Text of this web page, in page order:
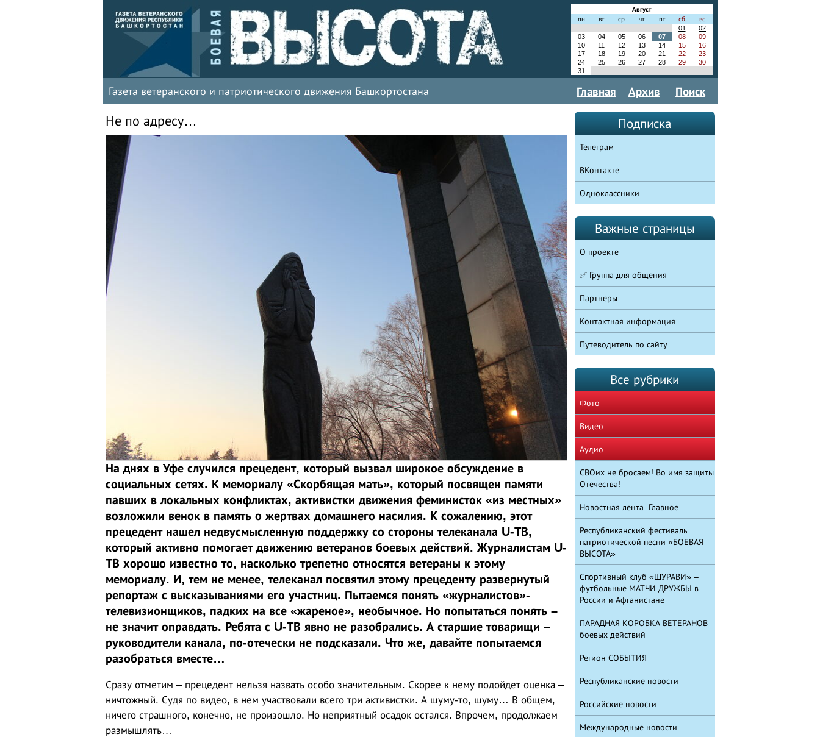
Август
пн
вт ср чт пт сб
вс
01
02
03
04 05 06 07 08
09
10
11 12 13 14 15
16
17
18 19 20 21 22
23
24
25 26 27 28 29
30
31
Газета ветеранского и патриотического движения Башкортостана Главная Архив Поиск
Не по адресу…
На днях в Уфе случился прецедент, который вызвал широкое обсуждение в
социальных сетях. К мемориалу «Скорбящая мать», который посвящен памяти
павших в локальных конфликтах, активистки движения феминисток «из местных»
возложили венок в память о жертвах домашнего насилия. К сожалению, этот
прецедент нашел недвусмысленную поддержку со стороны телеканала U-ТВ,
который активно помогает движению ветеранов боевых действий. Журналистам U-
ТВ хорошо известно то, насколько трепетно относятся ветераны к этому
мемориалу. И, тем не менее, телеканал посвятил этому прецеденту развернутый
репортаж с высказываниями его участниц. Пытаемся понять «журналистов»-
телевизионщиков, падких на все «жареное», необычное. Но попытаться понять –
не значит оправдать. Ребята с U-ТВ явно не разобрались. А старшие товарищи –
руководители канала, по-отечески не подсказали. Что же, давайте попытаемся
разобраться вместе…
Сразу отметим – прецедент нельзя назвать особо значительным. Скорее к нему подойдет оценка –
ничтожный. Судя по видео, в нем участвовали всего три активистки. А шуму-то, шуму… В общем,
ничего страшного, конечно, не произошло. Но неприятный осадок остался. Впрочем, продолжаем
размышлять…
Подписка
Телеграм
ВКонтакте
Одноклассники
Важные страницы
О проекте
✅ Группа для общения
Партнеры
Контактная информация
Путеводитель по сайту
Все рубрики
Фото
Видео
Аудио
СВОих не бросаем! Во имя защиты
Отечества!
Новостная лента. Главное
Республиканский фестиваль
патриотической песни «БОЕВАЯ
ВЫСОТА»
Спортивный клуб «ШУРАВИ» –
футбольные МАТЧИ ДРУЖБЫ в
России и Афганистане
ПАРАДНАЯ КОРОБКА ВЕТЕРАНОВ
боевых действий
Регион СОБЫТИЯ
Республиканские новости
Российские новости
Международные новости